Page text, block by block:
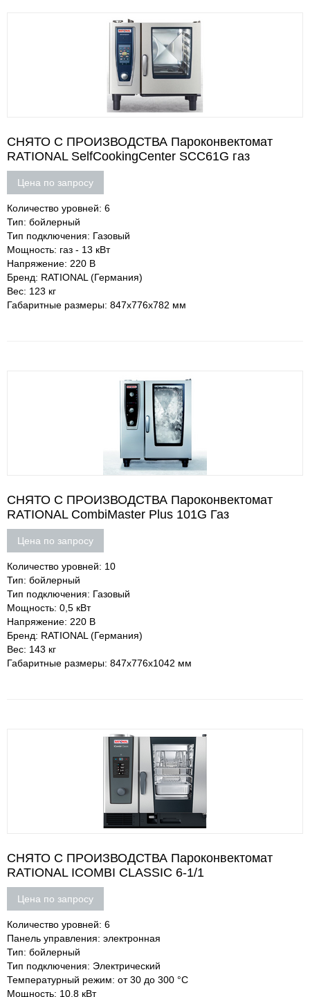
СНЯТО С ПРОИЗВОДСТВА Пароконвектомат
RATIONAL SelfCookingCenter SCC61G газ
Цена по запросу
Количество уровней: 6
Тип: бойлерный
Тип подключения: Газовый
Мощность: газ - 13 кВт
Напряжение: 220 В
Бренд: RATIONAL (Германия)
Вес: 123 кг
Габаритные размеры: 847х776х782 мм
СНЯТО С ПРОИЗВОДСТВА Пароконвектомат
RATIONAL CombiMaster Plus 101G Газ
Цена по запросу
Количество уровней: 10
Тип: бойлерный
Тип подключения: Газовый
Мощность: 0,5 кВт
Напряжение: 220 В
Бренд: RATIONAL (Германия)
Вес: 143 кг
Габаритные размеры: 847х776х1042 мм
СНЯТО С ПРОИЗВОДСТВА Пароконвектомат
RATIONAL ICOMBI CLASSIC 6-1/1
Цена по запросу
Количество уровней: 6
Панель управления: электронная
Тип: бойлерный
Тип подключения: Электрический
Температурный режим: от 30 до 300 °С
Мощность: 10,8 кВт